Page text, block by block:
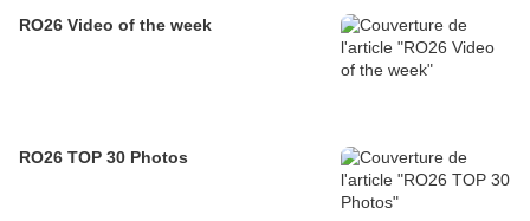
RO26 Video of the week
RO26 TOP 30 Photos